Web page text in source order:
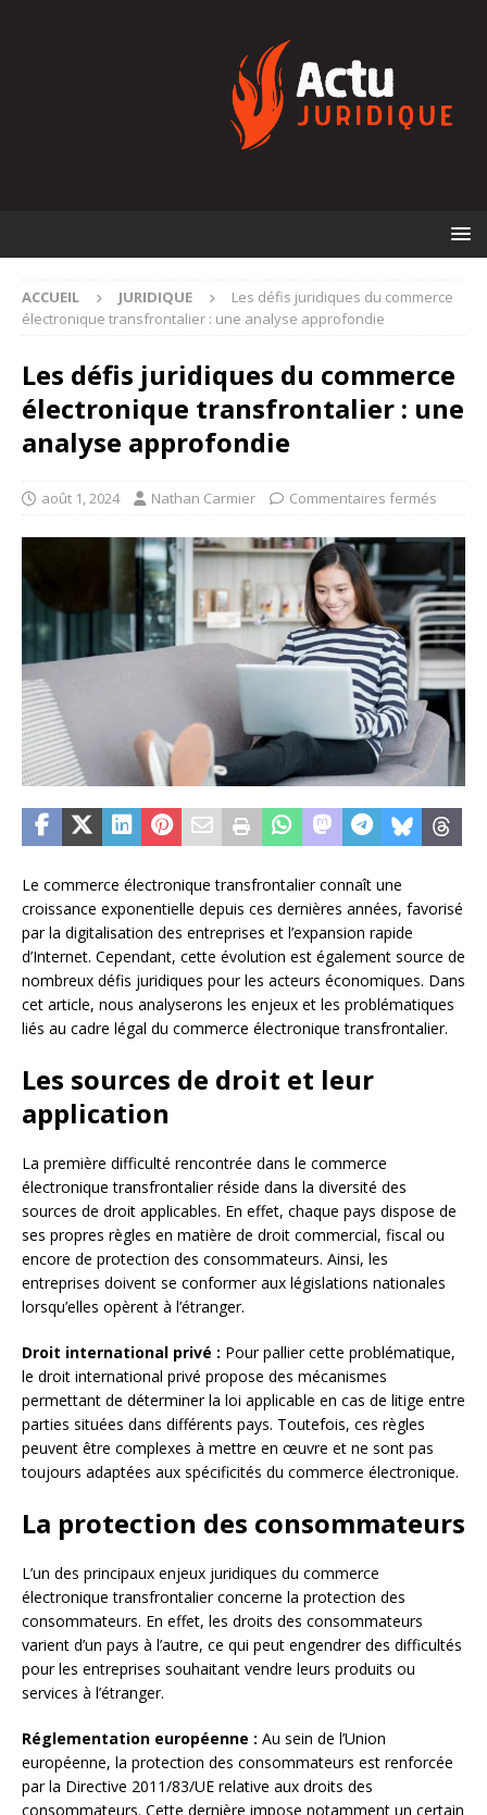
ACCUEIL JURIDIQUE
Les défis juridiques du commerce
électronique transfrontalier : une analyse approfondie
Les défis juridiques du commerce
électronique transfrontalier : une
analyse approfondie
août 1, 2024 Nathan Carmier Commentaires fermés
Le commerce électronique transfrontalier connaît une
croissance exponentielle depuis ces dernières années, favorisé
par la digitalisation des entreprises et l’expansion rapide
d’Internet. Cependant, cette évolution est également source de
nombreux défis juridiques pour les acteurs économiques. Dans
cet article, nous analyserons les enjeux et les problématiques
liés au cadre légal du commerce électronique transfrontalier.
Les sources de droit et leur
application
La première difficulté rencontrée dans le commerce
électronique transfrontalier réside dans la diversité des
sources de droit applicables. En effet, chaque pays dispose de
ses propres règles en matière de droit commercial, fiscal ou
encore de protection des consommateurs. Ainsi, les
entreprises doivent se conformer aux législations nationales
lorsqu’elles opèrent à l’étranger.
Droit international privé : Pour pallier cette problématique,
le droit international privé propose des mécanismes
permettant de déterminer la loi applicable en cas de litige entre
parties situées dans différents pays. Toutefois, ces règles
peuvent être complexes à mettre en œuvre et ne sont pas
toujours adaptées aux spécificités du commerce électronique.
La protection des consommateurs
L’un des principaux enjeux juridiques du commerce
électronique transfrontalier concerne la protection des
consommateurs. En effet, les droits des consommateurs
varient d’un pays à l’autre, ce qui peut engendrer des difficultés
pour les entreprises souhaitant vendre leurs produits ou
services à l’étranger.
Réglementation européenne : Au sein de l’Union
européenne, la protection des consommateurs est renforcée
par la Directive 2011/83/UE relative aux droits des
consommateurs. Cette dernière impose notamment un certain